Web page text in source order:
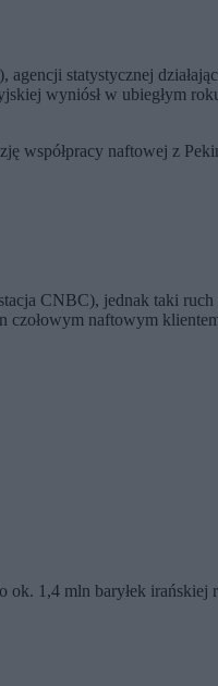
statystycznej
wyniósł w ubiegłym
współpracy naftowej z
CNBC), jednak taki
czołowym naftowym
ok. 1,4 mln baryłek irańskiej